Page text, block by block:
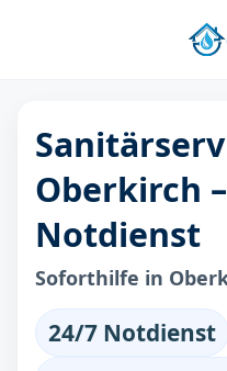
Oberkirch
Notdienst
Soforthilfe in
24/7 Notdienst